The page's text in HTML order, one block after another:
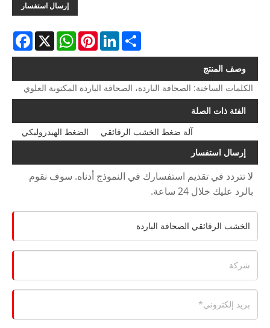
إرسال استفسار
X
WhatsAppPinterestLinkedInShare
وصف المنتج
الكلمات الساخنة: الصحافة الباردة، الصحافة الباردة المكتوبة العلوي
الفئة ذات الصلة
الضغط الهيدروليكي
آلة ضغط الخشب الرقائقي
إرسال استفسار
لا تتردد في تقديم استفسارك في النموذج أدناه. سوف نقوم
بالرد عليك خلال 24 ساعة.